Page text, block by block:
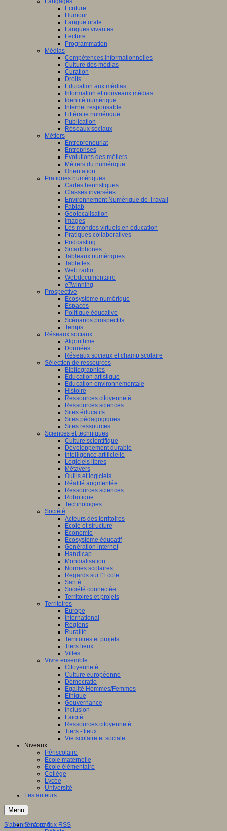
Ecriture
Humour
Langue orale
Langues vivantes
Lecture
Programmation
Médias
Compétences informationnelles
Culture des médias
Curation
Droits
Education aux médias
Information et nouveaux médias
Identité numérique
Internet responsable
Littératie numérique
Publication
Réseaux sociaux
Métiers
Entrepreneuriat
Entreprises
Evolutions des métiers
Métiers du numérique
Orientation
Pratiques numériques
Cartes heuristiques
Classes inversées
Environnement Numérique de Travail
Fablab
Géolocalisation
Images
Les mondes virtuels en éducation
Pratiques collaboratives
Podcasting
Smartphones
Tableaux numériques
Tablettes
Web radio
Webdocumentaire
eTwinning
Prospective
Ecosystème numérique
Espaces
Politique éducative
Scénarios prospectifs
Temps
Réseaux sociaux
Algorithme
Données
Réseaux sociaux et champ scolaire
Sélection de ressources
Bibliographies
Education artistique
Education environnementale
Histoire
Ressources citoyenneté
Ressources sciences
Sites éducatifs
Sites pédagogiques
Sites ressources
Sciences et techniques
Culture scientifique
Développement durable
Intelligence artificielle
Logiciels libres
Métavers
Outils et logiciels
Réalité augmentée
Ressources sciences
Robotique
Technologies
Société
Acteurs des territoires
Ecole et structure
Economie
Ecosystème éducatif
Génération internet
Handicap
Mondialisation
Normes scolaires
Regards sur l’Ecole
Santé
Société connectée
Territoires et projets
Territoires
Europe
International
Régions
Ruralité
Territoires et projets
Tiers lieux
Villes
Vivre ensemble
Citoyenneté
Culture européenne
Démocratie
Egalité Hommes/Femmes
Ethique
Gouvernance
Inclusion
Laïcité
Ressources citoyenneté
Tiers - lieux
Vie scolaire et sociale
Niveaux
Périscolaire
Ecole maternelle
Ecole élémentaire
Collège
Lycée
Université
Les auteurs
Menu
S'informer
S'abonner à ce flux RSS